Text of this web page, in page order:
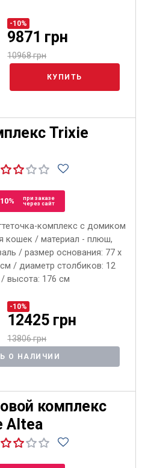
-10%
9871 грн
10968 грн
КУПИТЬ
Trixie
при заказе
через сайт
комплекс с домиком
кошек / материал - плюш,
/ размер основания: 77 x
/ диаметр столбиков: 12
высота: 176 см
-10%
12425 грн
13806 грн
О НАЛИЧИИ
комплекс
Altea